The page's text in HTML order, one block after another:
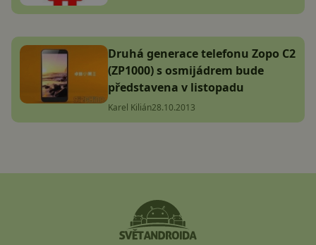
Druhá generace telefonu Zopo C2
(ZP1000) s osmijádrem bude
představena v listopadu
Karel Kilián28.10.2013